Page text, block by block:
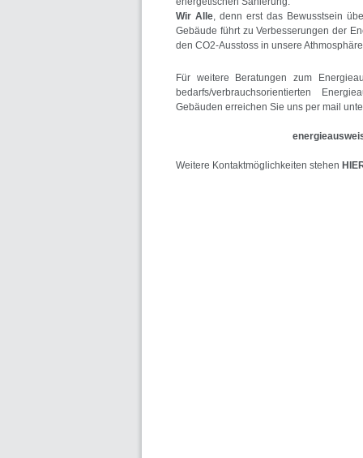
Wir Alle, denn erst das Bewusstsein
Gebäude führt zu Verbesserungen der
den CO2-Ausstoss in unsere
Für weitere Beratungen zum
bedarfs/verbrauchsorientierten
Gebäuden erreichen Sie uns per mail
Weitere Kontaktmöglichkeiten stehen